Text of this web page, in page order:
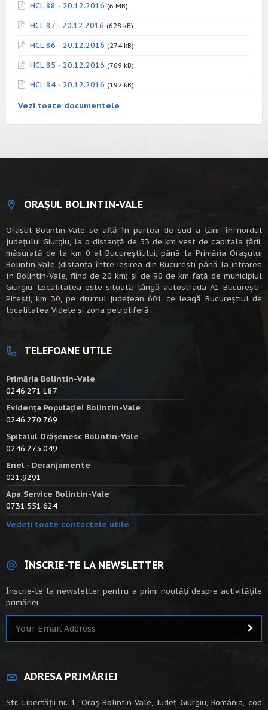
HCL 88 - 20.12.2016 (6 MB)
HCL 87 - 20.12.2016 (628 kB)
HCL 86 - 20.12.2016 (274 kB)
HCL 85 - 20.12.2016 (769 kB)
HCL 84 - 20.12.2016 (192 kB)
Vezi toate documentele
ORAȘUL BOLINTIN-VALE
Oraşul Bolintin-Vale se află în partea de sud a ţării, în nordul
judeţului Giurgiu, la o distanţă de 33 de km vest de capitala țării,
măsurată de la km 0 al Bucureștiului, până la Primăria Orașului
Bolintin-Vale (distanța între ieșirea din București până la intrarea
în Bolintin-Vale, fiind de 20 km) şi de 90 de km faţă de municipiul
Giurgiu. Localitatea este situată lângă autostrada A1 Bucureşti-
Piteşti, km 30, pe drumul judeţean 601 ce leagă Bucureştiul de
localitatea Videle şi zona petroliferă.
TELEFOANE UTILE
Primăria Bolintin-Vale
0246.271.187
Evidența Populației Bolintin-Vale
0246.270.769
Spitalul Orășenesc Bolintin-Vale
0246.273.049
Enel - Deranjamente
021.9291
Apa Service Bolintin-Vale
0731.551.624
Vedeți toate contactele utile
ÎNSCRIE-TE LA NEWSLETTER
Înscrie-te la newsletter pentru a primi noutăți despre activitățile
primăriei.
ADRESA PRIMĂRIEI
Str. Libertății nr. 1, Oraș Bolintin-Vale, Județ Giurgiu, România, cod